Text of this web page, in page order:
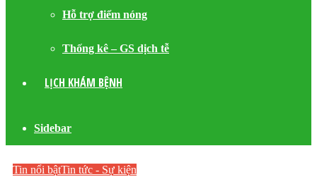
Hỗ trợ điểm nóng
Thống kê – GS dịch tễ
LỊCH KHÁM BỆNH
Sidebar
Tin nổi bậtTin tức - Sự kiện